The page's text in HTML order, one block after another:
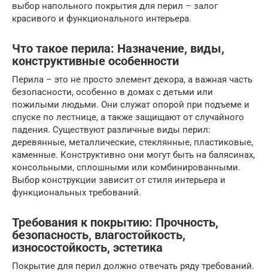
выбор напольного покрытия для перил – залог
красивого и функционального интерьера.
Что такое перила: Назначение, виды,
конструктивные особенности
Перила – это не просто элемент декора, а важная часть
безопасности, особенно в домах с детьми или
пожилыми людьми. Они служат опорой при подъеме и
спуске по лестнице, а также защищают от случайного
падения. Существуют различные виды перил:
деревянные, металлические, стеклянные, пластиковые,
каменные. Конструктивно они могут быть на балясинах,
консольными, сплошными или комбинированными.
Выбор конструкции зависит от стиля интерьера и
функциональных требований.
Требования к покрытию: Прочность,
безопасность, влагостойкость,
износостойкость, эстетика
Покрытие для перил должно отвечать ряду требований.